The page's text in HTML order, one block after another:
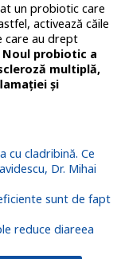
un probiotic care
activează căile
care au drept
Noul probiotic a
multiplă,
și
cu cladribină. Ce
Dr. Mihai
sunt de fapt
reduce diareea